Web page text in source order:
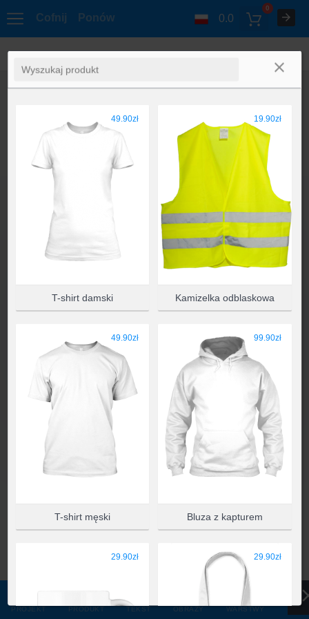
Cofnij Ponów 0.0
0
PROJEKT PRODUKT TEKST OBRAZY WARSTWY
T-shirt damski
49.90zł
Kamizelka odblaskowa
19.90zł
T-shirt męski
49.90zł
Bluza z kapturem
99.90zł
29.90zł 29.90zł